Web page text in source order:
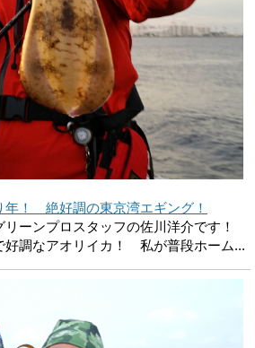
！ 絶好調の東京湾エギング！
ーンプロスタッフの佐川洋介です！
好調なアオリイカ！ 私が普段ホーム...